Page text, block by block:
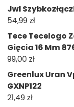
Jwl
54,99 zł
Tece Tecelogo
Gięcia 16 Mm
99,00 zł
Greenlux Uran
GXNP122
21,49 zł